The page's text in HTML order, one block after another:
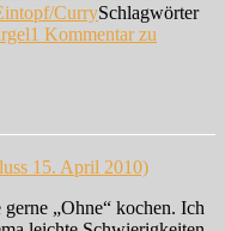
CurrySchlagwörter
1 Kommentarzu
„Ohne“ kochen. Ich